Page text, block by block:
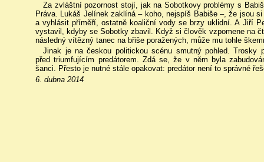
Za zvláštní pozornost stojí, jak na Sobotkovy problémy s
Práva. Lukáš Jelínek zaklíná – koho, nejspíš Babiše –, že jsou
a vyhlásit příměří, ostatně koaliční vody se brzy uklidní. A Jiří
vystavil, kdyby se Sobotky zbavil. Když si člověk vzpomene na
následný vítězný tanec na břiše poražených, může mu tohle
Jinak je na českou politickou scénu smutný pohled. Trosky
před triumfujícím predátorem. Zdá se, že v něm byla
šanci. Přesto je nutné stále opakovat: predátor není to správné
6. dubna 2014